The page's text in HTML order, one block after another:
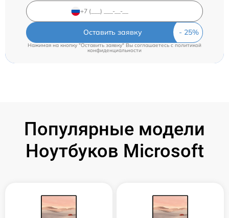
Оставить заявку
Нажимая на кнопку "Оставить заявку" Вы соглашаетесь cполитикой
конфиденциальности
Популярные модели
Ноутбуков Microsoft